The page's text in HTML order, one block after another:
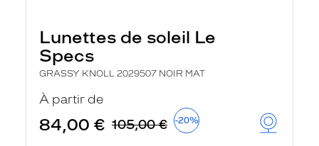
Lunettes de soleil Le
Specs
GRASSY KNOLL 2029507 NOIR MAT
À partir de
84,00 € 105,00 € -20%